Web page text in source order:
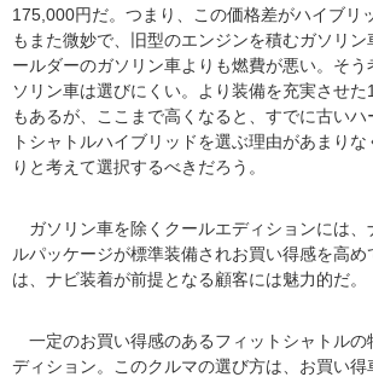
175,000円だ。つまり、この価格差がハイブリ
もまた微妙で、旧型のエンジンを積むガソリン
ールダーのガソリン車よりも燃費が悪い。そ
ソリン車は選びにくい。より装備を充実させ
もあるが、ここまで高くなると、すでに古いハ
トシャトルハイブリッドを選ぶ理由があまりな
りと考えて選択するべきだろう。
ガソリン車を除くクールエディションには、
ルパッケージが標準装備されお買い得感を高
は、ナビ装着が前提となる顧客には魅力的だ。
一定のお買い得感のあるフィットシャトルの
ディション。このクルマの選び方は、お買い得